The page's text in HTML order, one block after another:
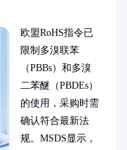
欧盟RoHS指令已
限制多溴联苯
（PBBs）和多溴
二苯醚（PBDEs）
的使用，采购时需
确认符合最新法
规。MSDS显示，